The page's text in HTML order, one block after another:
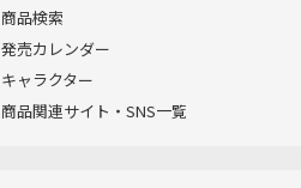
商品検索
発売カレンダー
キャラクター
商品関連サイト・SNS一覧